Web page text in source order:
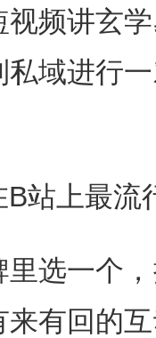
视频讲玄
私域进行
B站上最流
里选一个
来有回的